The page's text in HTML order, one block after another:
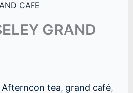
CAFE
GRAND
Afternoon tea, grand café,